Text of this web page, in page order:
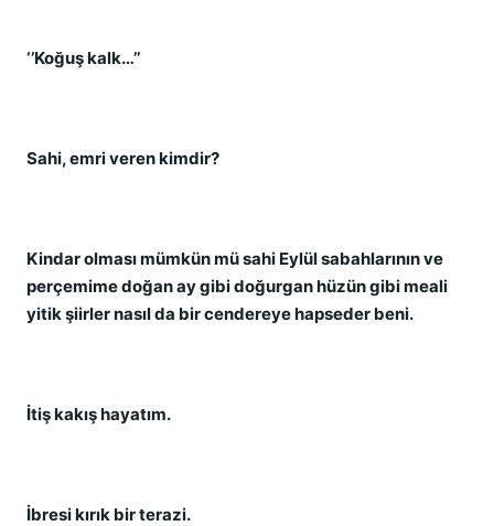
‘’Koğuş kalk…’’
Sahi, emri veren kimdir?
Kindar olması mümkün mü sahi Eylül sabahlarının ve
perçemime doğan ay gibi doğurgan hüzün gibi meali
yitik şiirler nasıl da bir cendereye hapseder beni.
İtiş kakış hayatım.
İbresi kırık bir terazi.